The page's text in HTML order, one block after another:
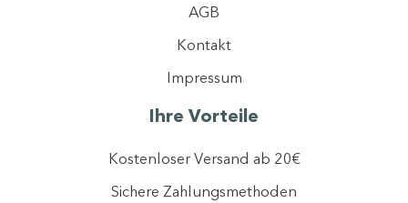
Mit der Registrierung erklären Sie sich einverstanden, dass wir ihre Daten
Ich stimme dem Newsletter-Tracking zu, um personalisierte Inhalte zu
AGB
Kontakt
Impressum
Ihre Vorteile
Kostenloser Versand ab 20€
Sichere Zahlungsmethoden